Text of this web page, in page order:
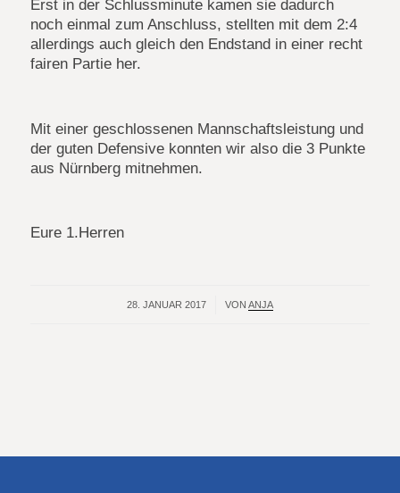
Erst in der Schlussminute kamen sie dadurch
noch einmal zum Anschluss, stellten mit dem 2:4
allerdings auch gleich den Endstand in einer recht
fairen Partie her.
Mit einer geschlossenen Mannschaftsleistung und
der guten Defensive konnten wir also die 3 Punkte
aus Nürnberg mitnehmen.
Eure 1.Herren
28. JANUAR 2017
/ VON ANJA